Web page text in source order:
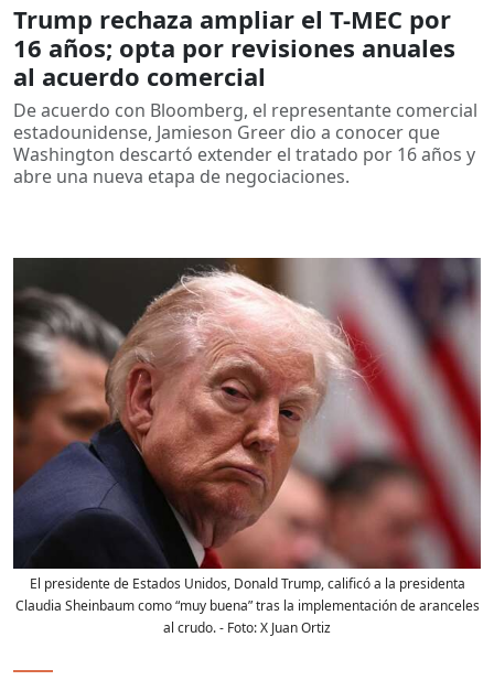
Trump rechaza ampliar el T-MEC por
16 años; opta por revisiones anuales
al acuerdo comercial
De acuerdo con Bloomberg, el representante comercial
estadounidense, Jamieson Greer dio a conocer que
Washington descartó extender el tratado por 16 años y
abre una nueva etapa de negociaciones.
El presidente de Estados Unidos, Donald Trump, calificó a la presidenta
Claudia Sheinbaum como “muy buena” tras la implementación de aranceles
al crudo.- Foto:X Juan Ortiz